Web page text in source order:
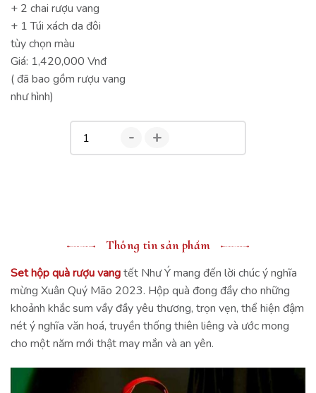
+ 2 chai rượu vang
+ 1 Túi xách da đôi
tùy chọn màu
Giá: 1,420,000 Vnđ
( đã bao gồm rượu vang
như hình)
- +
Thông tin sản phẩm
Set hộp quà rượu vangtết Như Ý mang đến lời chúc ý nghĩa
mừng Xuân Quý Mão 2023. Hộp quà đong đầy cho những
khoảnh khắc sum vầy đầy yêu thương, trọn vẹn, thể hiện đậm
nét ý nghĩa văn hoá, truyền thống thiên liêng và ước mong
cho một năm mới thật may mắn và an yên.